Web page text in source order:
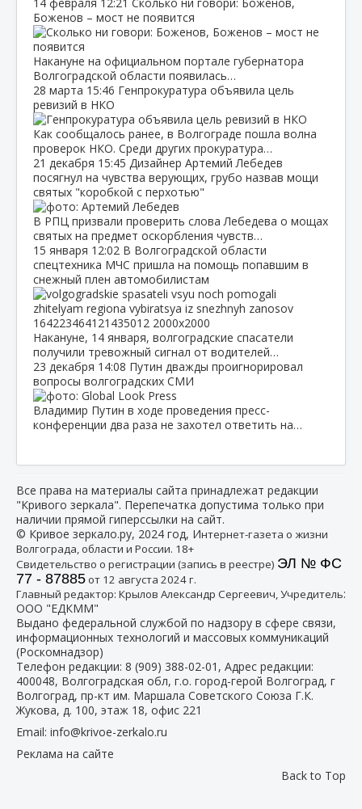
Боженов – мост не появится
Накануне на официальном портале губернатора
Волгоградской области появилась…
28 марта 15:46 Генпрокуратура объявила цель
ревизий в НКО
Как сообщалось ранее, в Волгограде пошла волна
проверок НКО. Среди других прокуратура…
21 декабря 15:45 Дизайнер Артемий Лебедев
посягнул на чувства верующих, грубо назвав мощи
святых "коробкой с перхотью"
В РПЦ призвали проверить слова Лебедева о мощах
святых на предмет оскорбления чувств…
15 января 12:02 В Волгоградской области
спецтехника МЧС пришла на помощь попавшим в
снежный плен автомобилистам
Накануне, 14 января, волгоградские спасатели
получили тревожный сигнал от водителей…
23 декабря 14:08 Путин дважды проигнорировал
вопросы волгоградских СМИ
Владимир Путин в ходе проведения пресс-
конференции два раза не захотел ответить на…
Все права на материалы сайта принадлежат редакции
"Кривого зеркала". Перепечатка допустима только при
наличии прямой гиперссылки на сайт.
© Кривое зеркало.ру, 2024 год, Интернет-газета о жизни
Волгограда, области и России. 18+
Свидетельство о регистрации (запись в реестре) ЭЛ № ФС
77 - 87885от 12 августа 2024 г.
Главный редактор: Крылов Александр Сергеевич, Учредитель:
ООО "ЕДКММ"
Выдано федеральной службой по надзору в сфере связи,
информационных технологий и массовых коммуникаций
(Роскомнадзор)
Телефон редакции: 8 (909) 388-02-01 , Адрес редакции:
400048, Волгоградская обл, г.о. город-герой Волгоград, г
Волгоград, пр-кт им. Маршала Советского Союза Г.К.
Жукова, д. 100, этаж 18, офис 221
Email: info@krivoe-zerkalo.ru
Реклама на сайте
Back to Top